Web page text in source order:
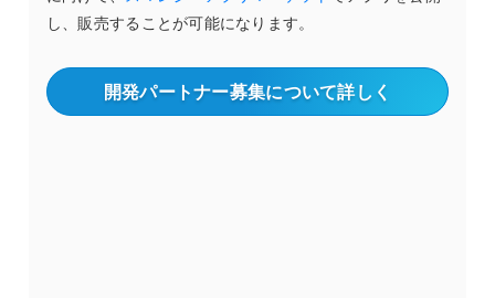
し、販売することが可能になります。
開発パートナー募集について詳しく